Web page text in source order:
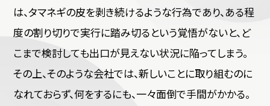
は、タマネギの皮を剥き続けるような行為であり、ある程
度の割り切りで実行に踏み切るという覚悟がないと、ど
こまで検討しても出口が見えない状況に陥ってしまう。
その上、そのような会社では、新しいことに取り組むのに
なれておらず、何をするにも、一々面倒で手間がかかる。